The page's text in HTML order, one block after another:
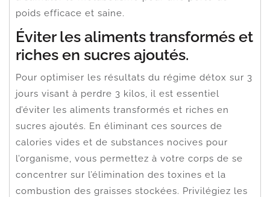
poids efficace et saine.
Éviter les aliments transformés et
riches en sucres ajoutés.
Pour optimiser les résultats du régime détox sur 3
jours visant à perdre 3 kilos, il est essentiel
d’éviter les aliments transformés et riches en
sucres ajoutés. En éliminant ces sources de
calories vides et de substances nocives pour
l’organisme, vous permettez à votre corps de se
concentrer sur l’élimination des toxines et la
combustion des graisses stockées. Privilégiez les